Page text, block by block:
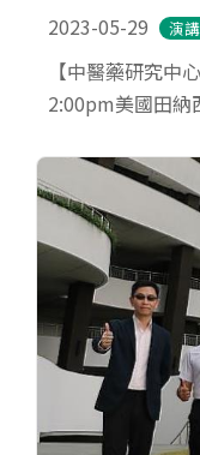
2023-05-29 演
【中醫藥研究中
2:00pm美國田納